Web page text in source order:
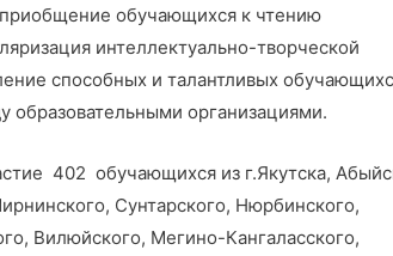
обучающихся к чтению
интеллектуально-творческой
способных и талантливых
образовательными организациями.
402 обучающихся из г.Якутска,
Сунтарского, Нюрбинского,
Вилюйского, Мегино-Кангаласского,